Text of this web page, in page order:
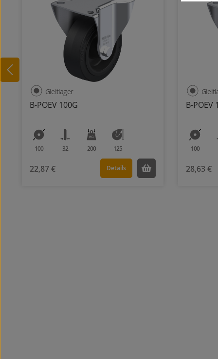
B-POEV 100G
Gleitlager
100 32 200 125
22,87 € Details
B-POEV
100
28,63 €